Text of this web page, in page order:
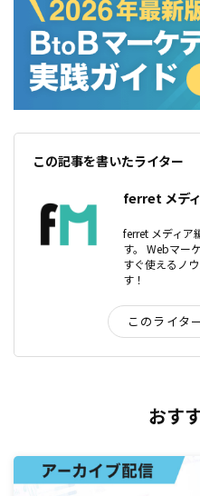
この記事を書いたライター
ferret メデ
ferret メディア
す。 Webマー
すぐ使えるノ
す！
このライタ
おす